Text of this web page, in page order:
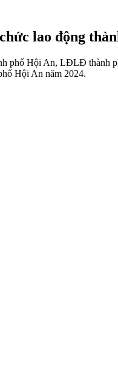
lao động
phố Hội An, LĐLĐ thành
Hội An năm 2024.